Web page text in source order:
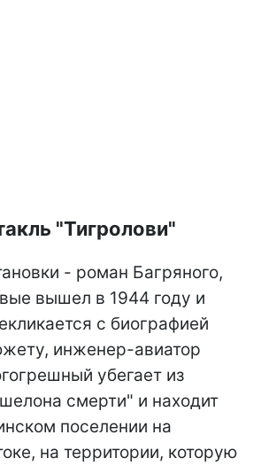
"Тигролови"
- роман Багряного,
вышел в 1944 году и
с биографией
инженер-авиатор
убегает из
смерти" и находит
поселении на
на территории, которую